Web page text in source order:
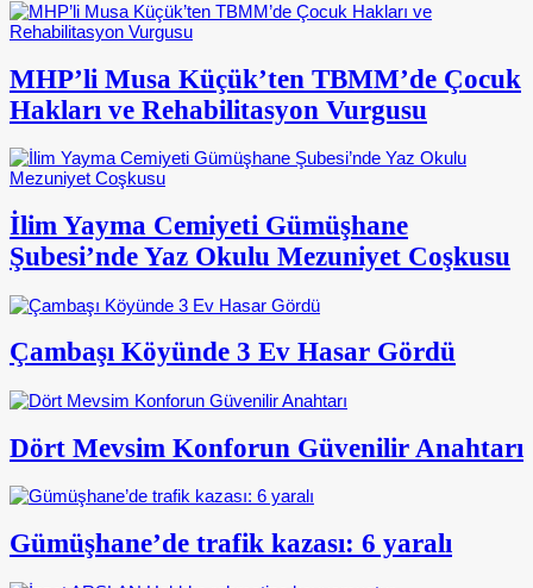
MHP’li Musa Küçük’ten TBMM’de Çocuk
Hakları ve Rehabilitasyon Vurgusu
İlim Yayma Cemiyeti Gümüşhane
Şubesi’nde Yaz Okulu Mezuniyet Coşkusu
Çambaşı Köyünde 3 Ev Hasar Gördü
Dört Mevsim Konforun Güvenilir Anahtarı
Gümüşhane’de trafik kazası: 6 yaralı